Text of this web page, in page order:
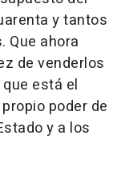
y tantos
Que ahora
de venderlos
está el
poder de
y a los